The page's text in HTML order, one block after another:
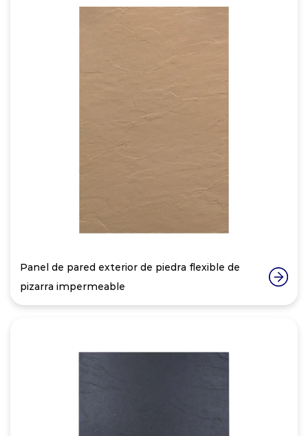
Panel de pared exterior de piedra flexible de
pizarra impermeable